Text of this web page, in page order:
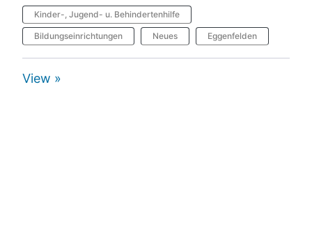
Kinder-, Jugend- u. Behindertenhilfe
Bildungseinrichtungen Neues Eggenfelden
View »